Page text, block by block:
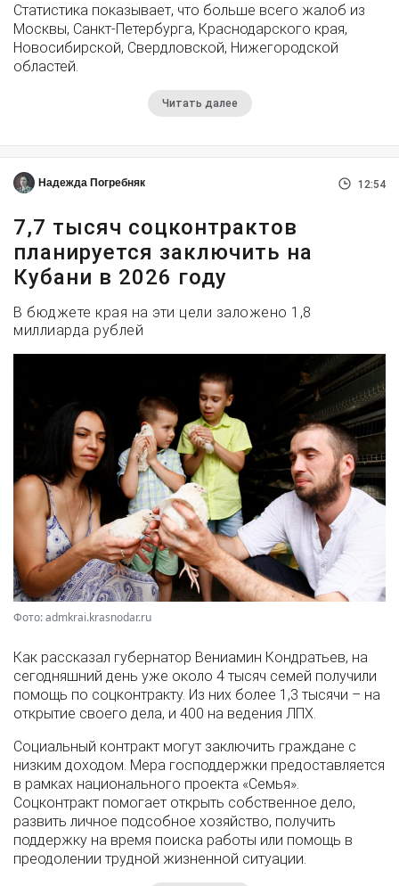
Статистика показывает, что больше всего жалоб из
Москвы, Санкт-Петербурга, Краснодарского края,
Новосибирской, Свердловской, Нижегородской
областей.
Читать далее
Надежда Погребняк 12:54
7,7 тысяч соцконтрактов
планируется заключить на
Кубани в 2026 году
В бюджете края на эти цели заложено 1,8
миллиарда рублей
Фото: admkrai.krasnodar.ru
Как рассказал губернатор Вениамин Кондратьев, на
сегодняшний день уже около 4 тысяч семей получили
помощь по соцконтракту. Из них более 1,3 тысячи – на
открытие своего дела, и 400 на ведения ЛПХ.
Социальный контракт могут заключить граждане с
низким доходом. Мера господдержки предоставляется
в рамках национального проекта «Семья».
Соцконтракт помогает открыть собственное дело,
развить личное подсобное хозяйство, получить
поддержку на время поиска работы или помощь в
преодолении трудной жизненной ситуации.